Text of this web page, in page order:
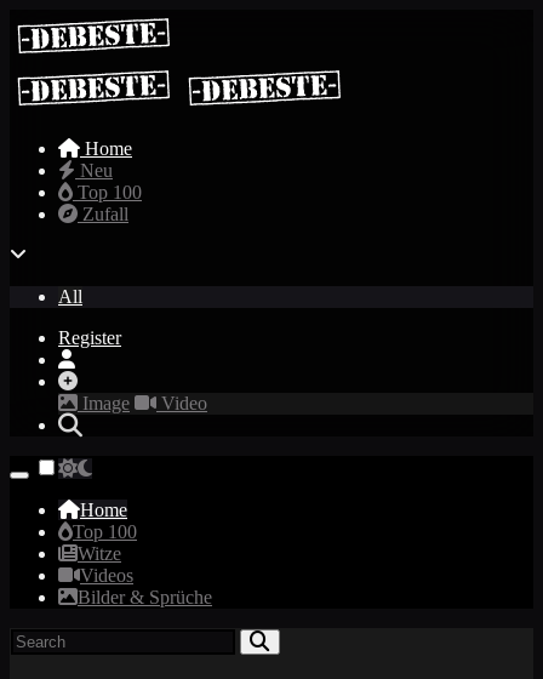
Home
Neu
Top 100
Zufall
All
Register
Image Video
Home
Top 100
Witze
Videos
Bilder & Sprüche